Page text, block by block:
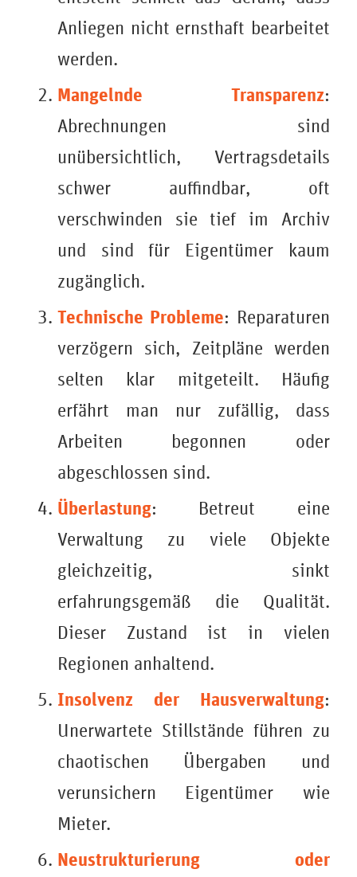
Anliegen nicht ernsthaft bearbeitet
werden.
Mangelnde Transparenz:
Abrechnungen sind
unübersichtlich, Vertragsdetails
schwer auffindbar, oft
verschwinden sie tief im Archiv
und sind für Eigentümer kaum
zugänglich.
Technische Probleme: Reparaturen
verzögern sich, Zeitpläne werden
selten klar mitgeteilt. Häufig
erfährt man nur zufällig, dass
Arbeiten begonnen oder
abgeschlossen sind.
Überlastung: Betreut eine
Verwaltung zu viele Objekte
gleichzeitig, sinkt
erfahrungsgemäß die Qualität.
Dieser Zustand ist in vielen
Regionen anhaltend.
Insolvenz der Hausverwaltung:
Unerwartete Stillstände führen zu
chaotischen Übergaben und
verunsichern Eigentümer wie
Mieter.
Neustrukturierung oder